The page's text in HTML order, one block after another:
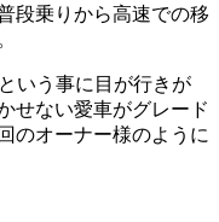
段乗りから高速での移
いう事に目が行きが
せない愛車がグレード
のオーナー様のように